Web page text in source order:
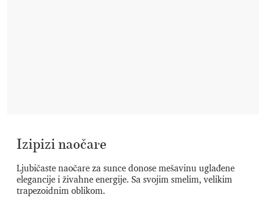
Izipizi naočare
Ljubičaste naočare za sunce donose mešavinu uglađene
elegancije i živahne energije. Sa svojim smelim, velikim
trapezoidnim oblikom.